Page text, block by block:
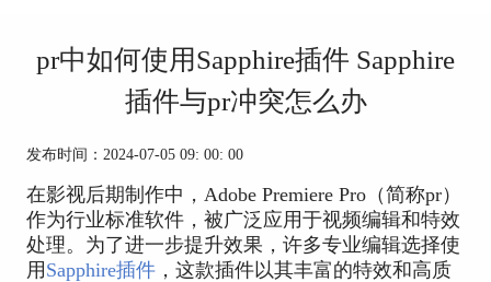
pr中如何使用Sapphire插件 Sapphire
插件与pr冲突怎么办
发布时间：2024-07-05 09: 00: 00
在影视后期制作中，Adobe Premiere Pro（简称pr）
作为行业标准软件，被广泛应用于视频编辑和特效
处理。为了进一步提升效果，许多专业编辑选择使
用 Sapphire插件，这款插件以其丰富的特效和高质